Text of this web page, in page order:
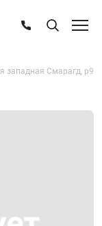
западная Смарагд, р9